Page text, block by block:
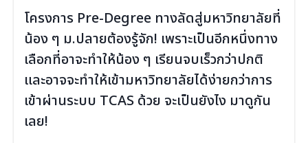
โครงการ Pre-Degree ทางลัดสู่มหาวิทยาลัยที่
น้อง ๆ ม.ปลายต้องรู้จัก! เพราะเป็นอีกหนึ่งทาง
เลือกที่อาจะทำให้น้อง ๆ เรียนจบเร็วกว่าปกติ
และอาจจะทำให้เข้ามหาวิทยาลัยได้ง่ายกว่าการ
เข้าผ่านระบบ TCAS ด้วย จะเป็นยังไง มาดูกัน
เลย!